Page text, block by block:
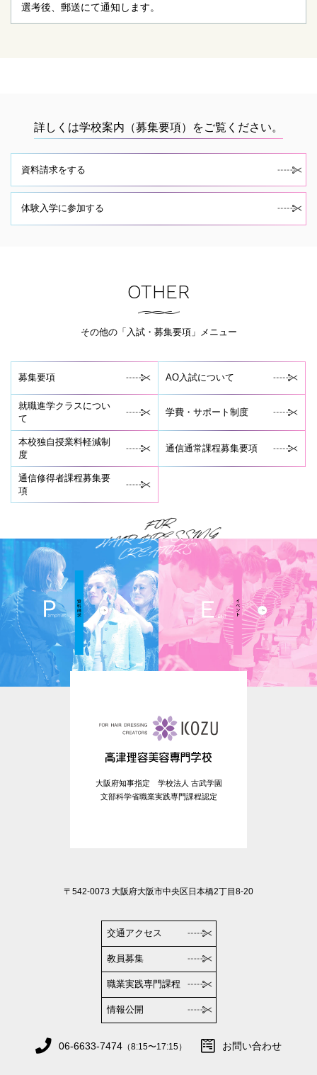
選考後、郵送にて通知します。
詳しくは学校案内（募集要項）をご覧ください。
資料請求をする
体験入学に参加する
OTHER
その他の「入試・募集要項」メニュー
募集要項 AO入試について
就職進学クラスについ
て
学費・サポート制度
本校独自授業料軽減制
度
通信通常課程募集要項
通信修得者課程募集要
項
大阪府知事指定 学校法人 古武学園
文部科学省職業実践専門課程認定
〒542-0073 大阪府大阪市中央区日本橋2丁目8-20
交通アクセス
教員募集
職業実践専門課程
情報公開
06-6633-7474 （8:15〜17:15） お問い合わせ